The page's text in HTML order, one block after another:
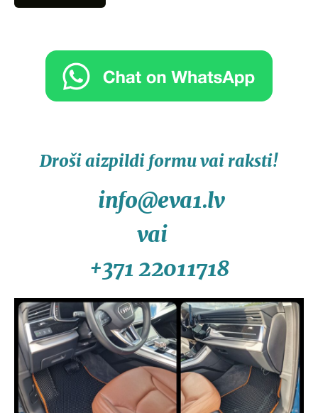
Droši aizpildi formu vai raksti!
info@eva1.lv
vai
+371 22011718